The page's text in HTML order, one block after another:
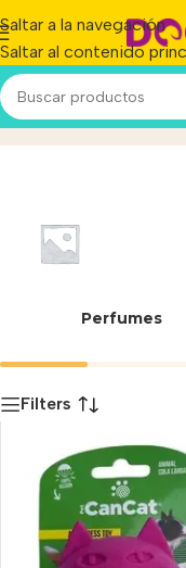
Saltar a la navegación
Saltar al contenido
Gato
Perfumes
Filters